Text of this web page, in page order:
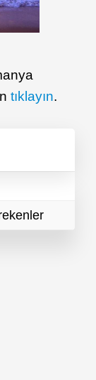
tıklayın.